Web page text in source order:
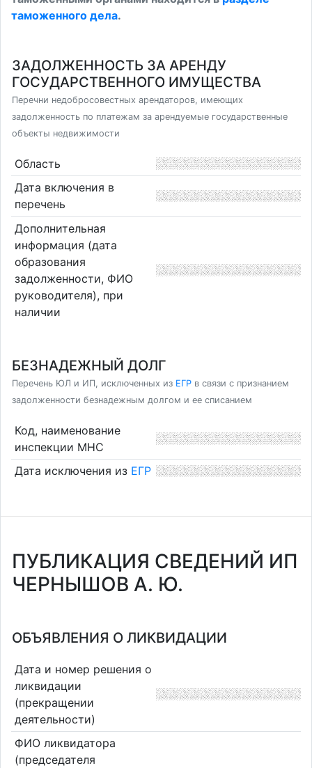
таможенного дела.
ЗАДОЛЖЕННОСТЬ ЗА АРЕНДУ
ГОСУДАРСТВЕННОГО ИМУЩЕСТВА
Перечни недобросовестных арендаторов, имеющих
задолженность по платежам за арендуемые государственные
объекты недвижимости
Область
Дата включения в
перечень
Дополнительная
информация (дата
образования
задолженности, ФИО
руководителя), при
наличии
БЕЗНАДЕЖНЫЙ ДОЛГ
Перечень ЮЛ и ИП, исключенных из ЕГР в связи с признанием
задолженности безнадежным долгом и ее списанием
Код, наименование
инспекции МНС
Дата исключения из ЕГР
ПУБЛИКАЦИЯ СВЕДЕНИЙ ИП
ЧЕРНЫШОВ А. Ю.
ОБЪЯВЛЕНИЯ О ЛИКВИДАЦИИ
Дата и номер решения о
ликвидации
(прекращении
деятельности)
ФИО ликвидатора
(председателя